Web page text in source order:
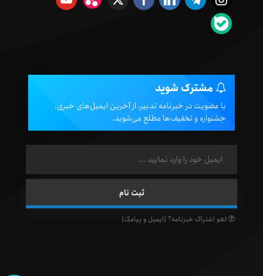
مشترک شوید
با عضویت در خبرنامه تدبیر، از آخرین ایمیل‌های خبری،
جشنواره و تخفیف‌ها مطلع می‌شوید.
لغو اشتراک خبرنامه؟ (ایمیل و پیامک)